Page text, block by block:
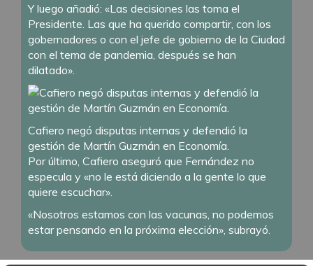
Y luego añadió: «Las decisiones las toma el
Presidente. Las que ha querido compartir, con los
gobernadores o con el jefe de gobierno de la Ciudad
con el tema de pandemia, después se han
dilatado».
Cafiero negó disputas internas y defendió la
gestión de Martín Guzmán en Economía.
Por último, Cafiero aseguró que Fernández no
especula y «no le está diciendo a la gente lo que
quiere escuchar».
«Nosotros estamos con las vacunas, no podemos
estar pensando en la próxima elección», subrayó.